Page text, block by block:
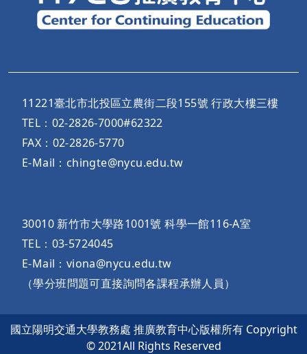
11221臺北市北投區立農街二段155號 行政大樓三樓
TEL：02-2826-7000#62322
FAX：02-2826-5770
E-Mail：chingte@nycu.edu.tw
30010 新竹市大學路1001號 科學一館116-A室
TEL：03-5724045
E-Mail：viona@nycu.edu.tw
（學分班問題可直接詢問各課程承辦人員）
國立陽明交通大學教務處 推廣教育中心版權所有 Copyright
© 2021All Rights Reserved